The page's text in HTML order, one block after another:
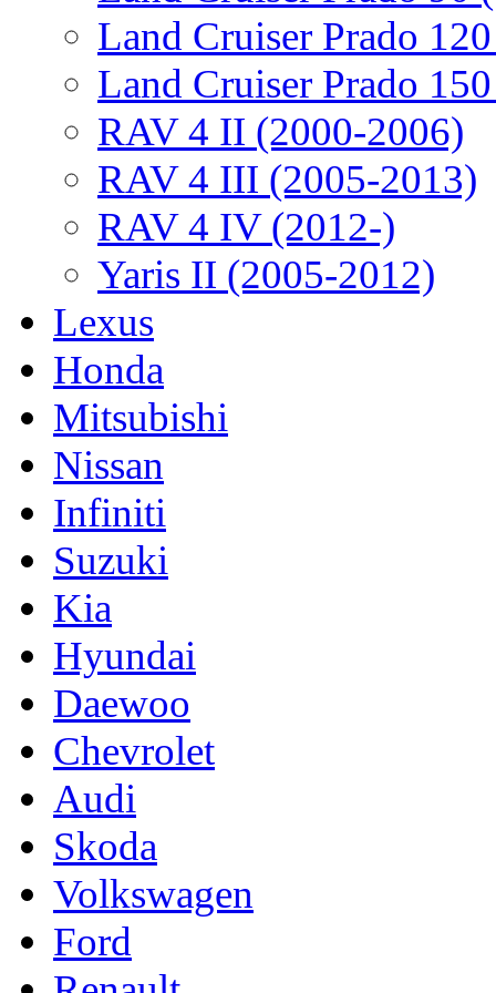
Land Cruiser Prado
Land Cruiser Prado
RAV 4 II (2000-2006)
RAV 4 III (2005-2013)
RAV 4 IV (2012-)
Yaris II (2005-2012)
Lexus
Honda
Mitsubishi
Nissan
Infiniti
Suzuki
Kia
Hyundai
Daewoo
Chevrolet
Audi
Skoda
Volkswagen
Ford